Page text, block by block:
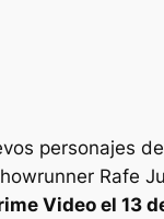
personajes
Rafe
Video el 13